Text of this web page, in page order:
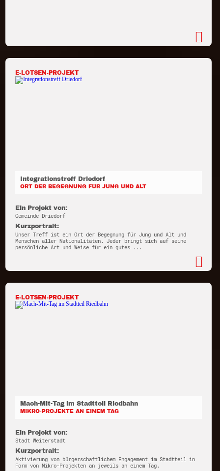
E-LOTSEN-PROJEKT
Integrationstreff Driedorf
ORT DER BEGEGNUNG FÜR JUNG UND ALT
Ein Projekt von:
Gemeinde Driedorf
Kurzportrait:
Unser Treff ist ein Ort der Begegnung für Jung und Alt und
Menschen aller Nationalitäten. Jeder bringt sich auf seine
persönliche Art und Weise für ein gutes ...
E-LOTSEN-PROJEKT
Mach-Mit-Tag im Stadtteil Riedbahn
MIKRO-PROJEKTE AN EINEM TAG
Ein Projekt von:
Stadt Weiterstadt
Kurzportrait:
Aktivierung von bürgerschaftlichem Engagement im Stadtteil in
Form von Mikro-Projekten an jeweils an einem Tag.